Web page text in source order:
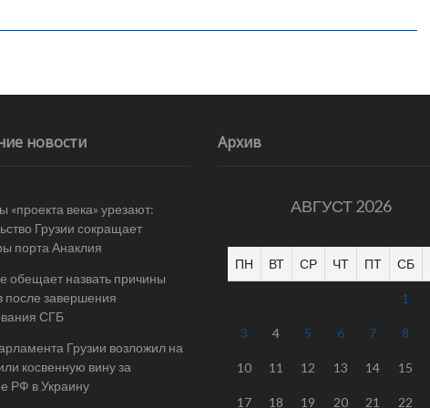
новости
«проекта века» урезают:
Грузии сокращает
порта Анаклия
обещает назвать причины
после завершения
СГБ
Грузии возложил на
косвенную вину за
РФ в Украину
Архив
АВГУСТ 2026
ПН ВТ СР ЧТ ПТ СБ
1
3 4 5 6 7 8
10 11 12 13 14 15
17 18 19 20 21 22